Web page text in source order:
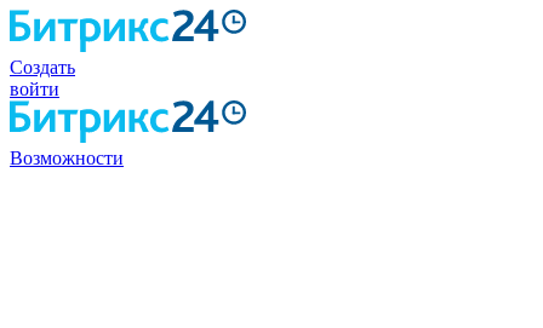
Создать
войти
Возможности